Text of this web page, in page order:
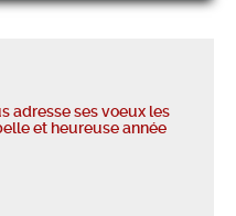
adresse ses voeux les
et heureuse année